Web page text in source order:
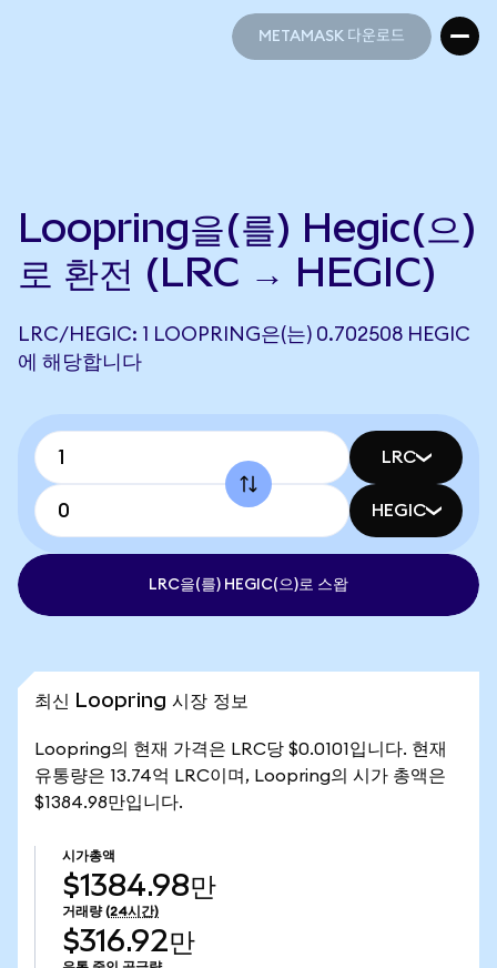
METAMASK 다운로드
Loopring을(를) Hegic(으)
로 환전 (LRC → HEGIC)
LRC/HEGIC: 1 LOOPRING은(는) 0.702508 HEGIC
에 해당합니다
LRC
HEGIC
LRC을(를) HEGIC(으)로 스왑
최신 Loopring 시장 정보
Loopring의 현재 가격은 LRC당 $0.0101입니다. 현재
유통량은 13.74억 LRC이며, Loopring의 시가 총액은
$1384.98만입니다.
시가총액
$1384.98만
거래량 (24시간)
$316.92만